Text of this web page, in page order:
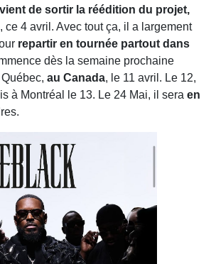
vient de sortir la réédition du projet,
, ce 4 avril. Avec tout ça, il a largement
repartir en tournée partout dans
dès la semaine prochaine
au Canada, le 11 avril. Le 12,
à Montréal le 13. Le 24 Mai, il sera en